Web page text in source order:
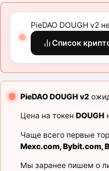
PieDAO DOUGH v2
Список
PieDAO DOUGH v2
Цена на токен DOUGH
Чаще всего первые
Mexc.com,Bybit.com,
Мы заранее пишем о